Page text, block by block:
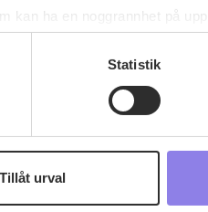
kan ha en noggrannhet på upp
specifika kännetecken
och ställ in dina preferenser i
är 25 år eller äldre.
Statistik
Tillåt urval
2 har inga recept ännu